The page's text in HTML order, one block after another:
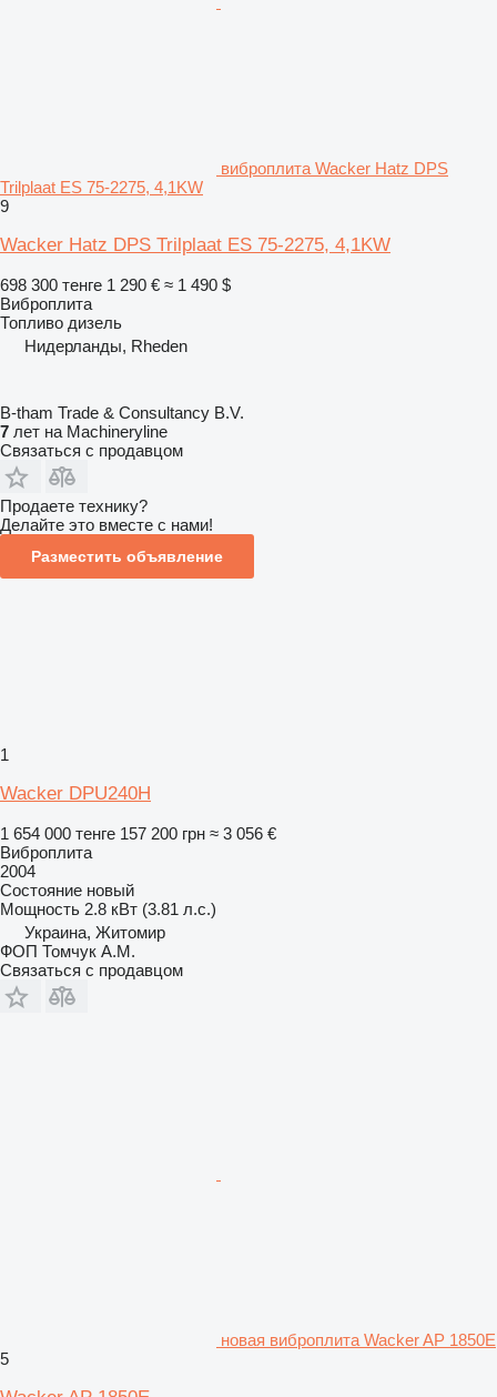
виброплита Wacker Hatz DPS
Trilplaat ES 75-2275, 4,1KW
9
Wacker Hatz DPS Trilplaat ES 75-2275, 4,1KW
698 300 тенге 1 290 € ≈ 1 490 $
Виброплита
Топливо дизель
Нидерланды, Rheden
B-tham Trade & Consultancy B.V.
7 лет на Machineryline
Связаться с продавцом
Продаете технику?
Делайте это вместе с нами!
Разместить объявление
1
Wacker DPU240H
1 654 000 тенге 157 200 грн ≈ 3 056 €
Виброплита
2004
Состояние новый
Мощность 2.8 кВт (3.81 л.с.)
Украина, Житомир
ФОП Томчук А.М.
Связаться с продавцом
новая виброплита Wacker AP 1850E
5